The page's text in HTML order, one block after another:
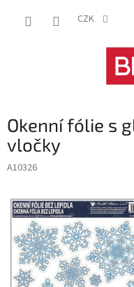
CZK
Okenní fólie s
vločky
A10326